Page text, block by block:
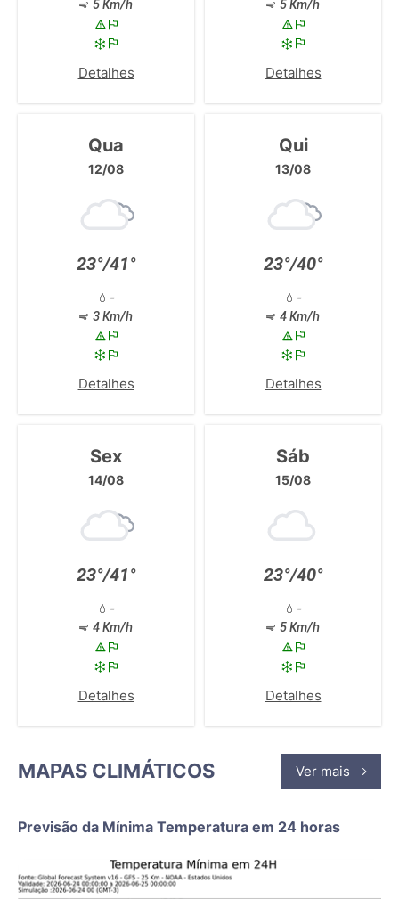
5 Km/h
Detalhes
5 Km/h
Detalhes
Qua
12/08
23°/41°
-
3 Km/h
Detalhes
Qui
13/08
23°/40°
-
4 Km/h
Detalhes
Sex
14/08
23°/41°
-
4 Km/h
Detalhes
Sáb
15/08
23°/40°
-
5 Km/h
Detalhes
MAPAS CLIMÁTICOS Ver mais
Previsão da Mínima Temperatura em 24 horas